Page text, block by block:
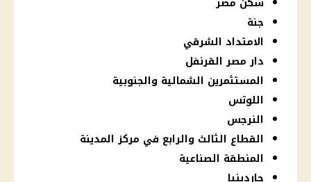
جنة
الامتداد الشرقي
دار مصر القرنفل
المستثمرين الشمالية والجنوبية
اللوتس
النرجس
القطاع الثالث والرابع في مركز المدينة
المنطقة الصناعية